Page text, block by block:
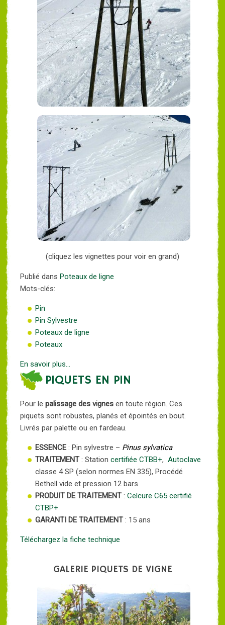
(cliquez les vignettes pour voir en grand)
Publié dans Poteaux de ligne
Mots-clés:
Pin
Pin Sylvestre
Poteaux de ligne
Poteaux
En savoir plus...
PIQUETS EN PIN
Pour le palissage des vignes en toute région. Ces
piquets sont robustes, planés et épointés en bout.
Livrés par palette ou en fardeau.
ESSENCE : Pin sylvestre – Pinus sylvatica
TRAITEMENT: Station certifiée CTBB+, Autoclave
classe 4 SP (selon normes EN 335), Procédé
Bethell vide et pression 12 bars
PRODUIT DE TRAITEMENT: Celcure C65 certifié
CTBP+
GARANTI DE TRAITEMENT: 15 ans
Téléchargez la fiche technique
GALERIE PIQUETS DE VIGNE